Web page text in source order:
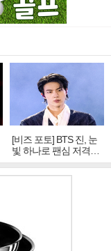
[비즈 포토] BTS 진, 눈
빛 하나로 팬심 저격…
독보적 카리스마